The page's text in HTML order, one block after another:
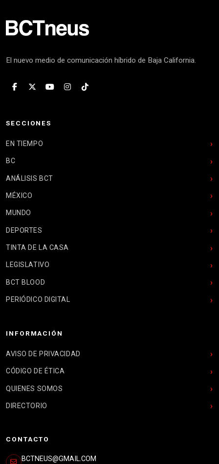
El nuevo medio de comunicación híbrido de Baja California.
SECCIONES
EN TIEMPO
BC
ANÁLISIS BCT
MÉXICO
MUNDO
DEPORTES
TINTA DE LA CASA
LEGISLATIVO
BCT BLOOD
PERIÓDICO DIGITAL
INFORMACIÓN
AVISO DE PRIVACIDAD
CÓDIGO DE ÉTICA
QUIENES SOMOS
DIRECTORIO
CONTACTO
BCTNEUS@GMAIL.COM